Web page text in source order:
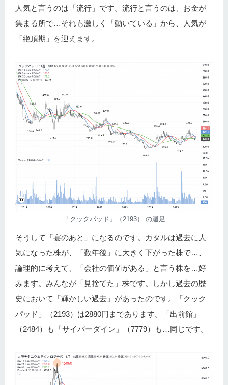
人気と言うのは「流行」です。流行と言うのは、お金が
集まる所で…それも激しく「動いている」から、人気が
「絶頂期」を迎えます。
「クックパッド」（2193） の週足
そうして「宴のあと」になるのです。カタルは過去に人
気になった株が、「数年後」に大きく下がった株で…、
論理的に考えて、「会社の価値がある」と言う株を…好
みます。みんなが「見捨てた」株です。しかし過去の歴
史において「輝かしい過去」があったのです。「クック
パッド」（2193）は2880円まであります。「出前館」
（2484）も「サイバーダイン」（7779）も…同じです。